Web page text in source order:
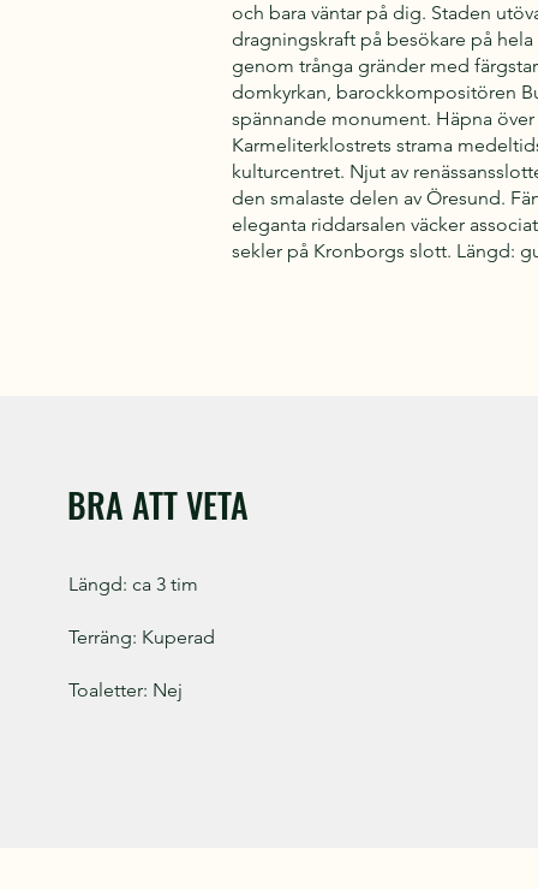
och bara väntar på dig. Staden
dragningskraft på besökare på
genom trånga gränder med
domkyrkan, barockkompositören
spännande monument. Häpna
Karmeliterklostrets strama
kulturcentret. Njut av
den smalaste delen av Öresund.
eleganta riddarsalen väcker
sekler på Kronborgs slott. Längd:
BRA ATT VETA
Längd: ca 3 tim
Terräng: Kuperad
Toaletter: Nej